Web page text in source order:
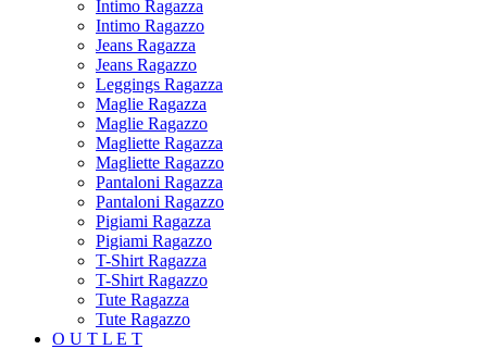
Intimo Ragazza
Intimo Ragazzo
Jeans Ragazza
Jeans Ragazzo
Leggings Ragazza
Maglie Ragazza
Maglie Ragazzo
Magliette Ragazza
Magliette Ragazzo
Pantaloni Ragazza
Pantaloni Ragazzo
Pigiami Ragazza
Pigiami Ragazzo
T-Shirt Ragazza
T-Shirt Ragazzo
Tute Ragazza
Tute Ragazzo
O U T L E T